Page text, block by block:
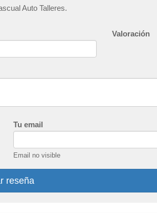
Auto Talleres.
Valoración
Tu email
Email no visible
reseña